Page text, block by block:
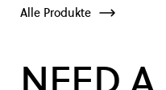
Alle Produkte